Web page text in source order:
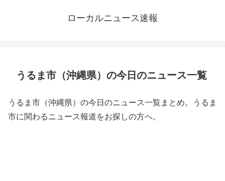
ローカルニュース速報
うるま市（沖縄県）の今日のニュース一覧
うるま市（沖縄県）の今日のニュース一覧まとめ。うるま
市に関わるニュース報道をお探しの方へ。